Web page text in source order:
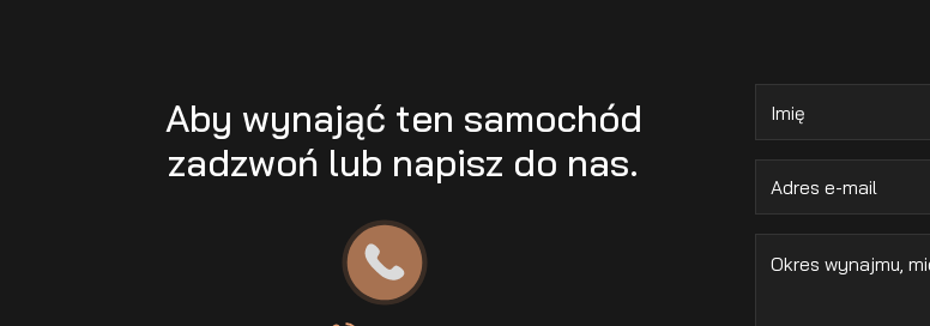
Aby wynająć ten samochód
zadzwoń lub napisz do nas.